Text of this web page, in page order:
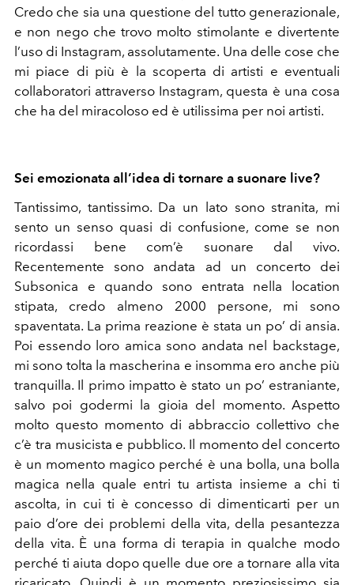
Credo che sia una questione del tutto generazionale,
e non nego che trovo molto stimolante e divertente
l’uso di Instagram, assolutamente. Una delle cose che
mi piace di più è la scoperta di artisti e eventuali
collaboratori attraverso Instagram, questa è una cosa
che ha del miracoloso ed è utilissima per noi artisti.
Sei emozionata all’idea di tornare a suonare live?
Tantissimo, tantissimo. Da un lato sono stranita, mi
sento un senso quasi di confusione, come se non
ricordassi bene com’è suonare dal vivo.
Recentemente sono andata ad un concerto dei
Subsonica e quando sono entrata nella location
stipata, credo almeno 2000 persone, mi sono
spaventata. La prima reazione è stata un po’ di ansia.
Poi essendo loro amica sono andata nel backstage,
mi sono tolta la mascherina e insomma ero anche più
tranquilla. Il primo impatto è stato un po’ estraniante,
salvo poi godermi la gioia del momento. Aspetto
molto questo momento di abbraccio collettivo che
c’è tra musicista e pubblico. Il momento del concerto
è un momento magico perché è una bolla, una bolla
magica nella quale entri tu artista insieme a chi ti
ascolta, in cui ti è concesso di dimenticarti per un
paio d’ore dei problemi della vita, della pesantezza
della vita. È una forma di terapia in qualche modo
perché ti aiuta dopo quelle due ore a tornare alla vita